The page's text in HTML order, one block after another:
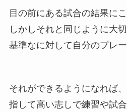
目の前にある試合の結果に
しかしそれと同じように大
基準なに対して自分のプレ
それができるようになれば
指して高い志しで練習や試